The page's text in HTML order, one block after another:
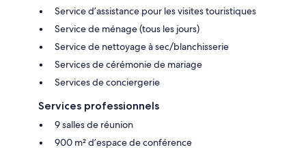
Service d’assistance pour les visites touristiques
Service de ménage (tous les jours)
Service de nettoyage à sec/blanchisserie
Services de cérémonie de mariage
Services de conciergerie
Services professionnels
9 salles de réunion
900 m² d’espace de conférence